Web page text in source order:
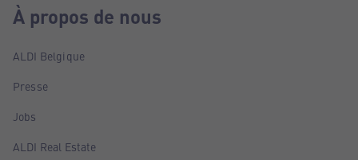
À propos de nous
ALDI Belgique
Presse
Jobs
ALDI Real Estate